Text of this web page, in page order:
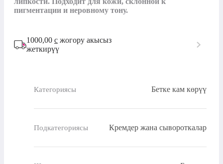
пигментации и неровному тону.
1000,00 с жогору акысыз
жеткирүү
Категориясы Бетке кам көрүү
Подкатегориясы Кремдер жана сывороткалар